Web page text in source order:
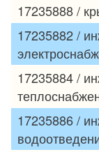
17235888 /
17235882 /
17235884 /
17235886 /